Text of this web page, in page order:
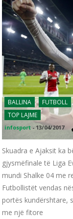
BALLINA FUTBOLL
TOP LAJME
infosport - 13/04/2017
Skuadra e Ajaksit ka
gjysmëfinale të Liga
mundi Shalke 04 me
Futbollistët vendas
portës kundërshtare,
me një fitore